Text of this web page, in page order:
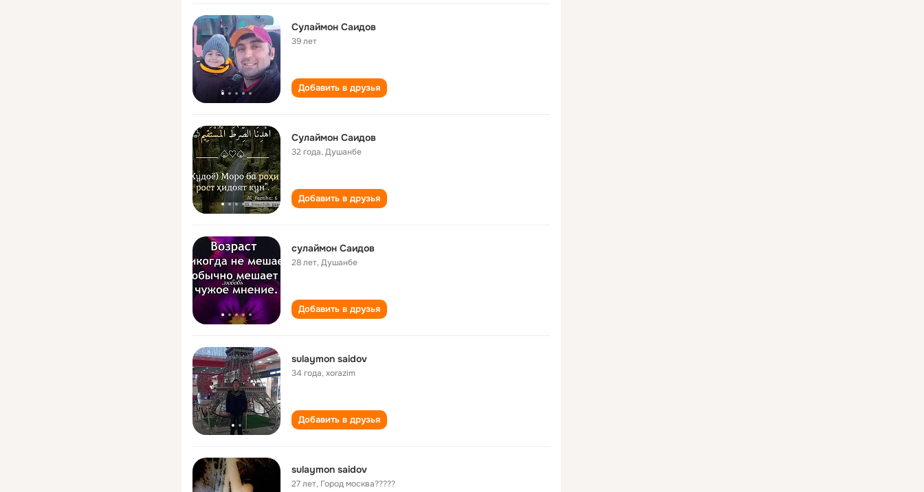
Сулаймон Саидов
39 лет
Добавить в друзья
Сулаймон Саидов
32 года,Душанбе
Добавить в друзья
сулаймон Саидов
28 лет,Душанбе
Добавить в друзья
sulaymon saidov
34 года,xorazim
Добавить в друзья
sulaymon saidov
27 лет, Город москва?????